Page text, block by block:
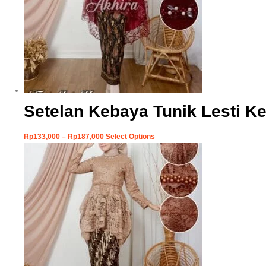
Setelan Kebaya Tunik Lesti
Rp133,000 – Rp187,000 Select Options